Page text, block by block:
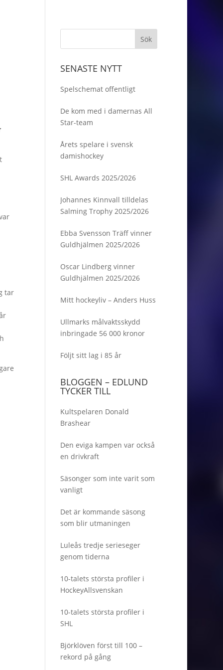
tar
SENASTE NYTT
Spelschemat offentligt
De kom med i damernas All
Star-team
Årets spelare i svensk
damishockey
SHL Awards 2025/2026
Johannes Kinnvall tilldelas
Salming Trophy 2025/2026
Ebba Svensson Träff vinner
Guldhjälmen 2025/2026
Oscar Lindberg vinner
Guldhjälmen 2025/2026
Mitt hockeyliv – Anders Huss
Ullmarks målvaktsskydd
inbringade 56 000 kronor
Följt sitt lag i 85 år
BLOGGEN – EDLUND
TYCKER TILL
Kultspelaren Donald
Brashear
Den eviga kampen var också
en drivkraft
Säsonger som inte varit som
vanligt
Det är kommande säsong
som blir utmaningen
Luleås tredje serieseger
genom tiderna
10-talets största profiler i
HockeyAllsvenskan
10-talets största profiler i
SHL
Björklöven först till 100 –
rekord på gång